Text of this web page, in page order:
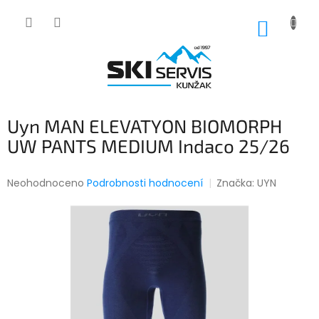
Uyn MAN ELEVATYON BIOMORPH
UW PANTS MEDIUM Indaco 25/26
Průměrné
Neohodnoceno Podrobnosti hodnocení Značka:UYN